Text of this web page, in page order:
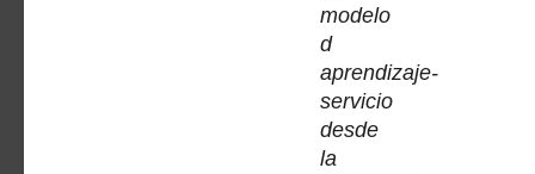
modelo
d
aprendizaje-
servicio
desde
la